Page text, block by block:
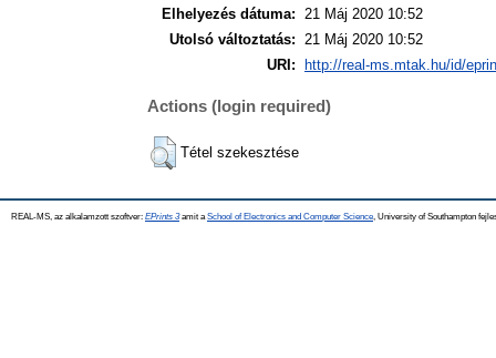
Elhelyezés dátuma: 21 Máj 2020 10:52
Utolsó változtatás: 21 Máj 2020 10:52
URI:
http://real-ms.mtak.hu/id/
Actions (login required)
Tétel szekesztése
REAL-MS, az alkalamzott szoftver: EPrints 3amit a School of Electronics and Computer Science , University of Southampton